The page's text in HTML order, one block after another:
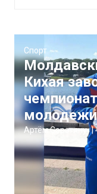
Спорт
Кихая
Артём Сэрэтяну |